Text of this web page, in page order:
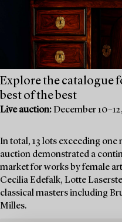
Explore the catalogue
best of the best
Live auction: December
In total, 13 lots exceeding
auction demonstrated a
market for works by female
Cecilia Edefalk, Lotte
classical masters including
Milles.